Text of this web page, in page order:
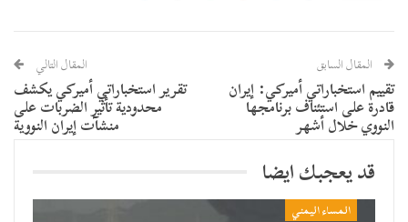
المقال السابق
تقييم استخباراتي أميركي: إيران
قادرة على استئناف برنامجها
النووي خلال أشهر
المقال التالي
تقرير استخباراتي أميركي يكشف
محدودية تأثير الضربات على
منشآت إيران النووية
قد يعجبك ايضا
المساء اليمني